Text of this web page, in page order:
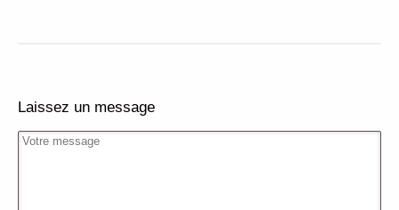
Laissez un message